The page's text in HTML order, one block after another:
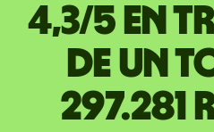
4,3/5 en
de un
297.281